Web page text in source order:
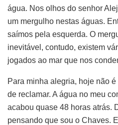
água. Nos olhos do senhor
um mergulho nestas águas.
saímos pela esquerda. O
inevitável, contudo, existem
jogados ao mar que nos
Para minha alegria, hoje não
de reclamar. A água no meu
acabou quase 48 horas atrás.
pensando que sou o Chaves.